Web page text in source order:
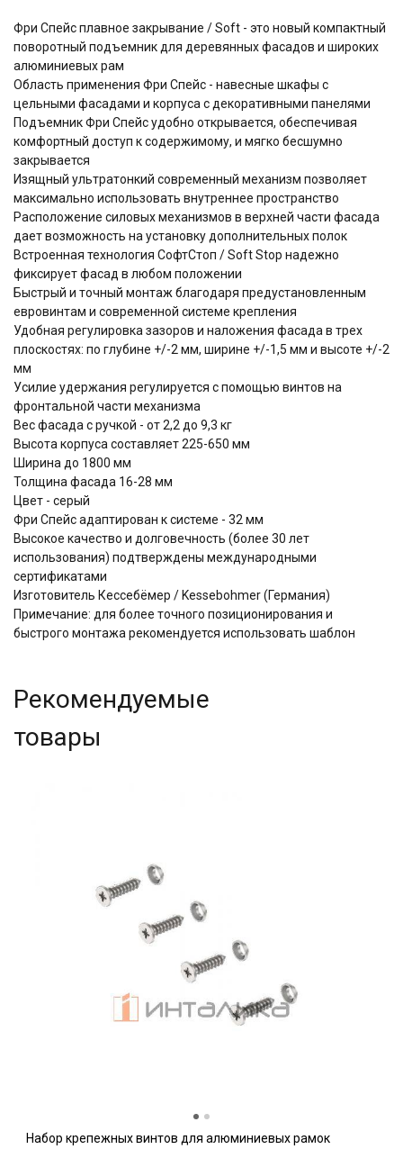
Фри Спейс плавное закрывание / Soft - это новый компактный
поворотный подъемник для деревянных фасадов и широких
алюминиевых рам
Область применения Фри Спейс - навесные шкафы с
цельными фасадами и корпуса с декоративными панелями
Подъемник Фри Спейс удобно открывается, обеспечивая
комфортный доступ к содержимому, и мягко бесшумно
закрывается
Изящный ультратонкий cовременный механизм позволяет
максимально использовать внутреннее пространство
Расположение силовых механизмов в верхней части фасада
дает возможность на установку дополнительных полок
Встроенная технология СофтСтоп / Soft Stop надежно
фиксирует фасад в любом положении
Быстрый и точный монтаж благодаря предустановленным
евровинтам и современной системе крепления
Удобная регулировка зазоров и наложения фасада в трех
плоскостях: по глубине +/-2 мм, ширине +/-1,5 мм и высоте +/-2
мм
Усилие удержания регулируется с помощью винтов на
фронтальной части механизма
Вес фасада с ручкой - от 2,2 до 9,3 кг
Высота корпуса составляет 225-650 мм
Ширина до 1800 мм
Толщина фасада 16-28 мм
Цвет - серый
Фри Спейс адаптирован к системе - 32 мм
Высокое качество и долговечность (более 30 лет
использования) подтверждены международными
сертификатами
Изготовитель Кессебёмер / Kessebohmer (Германия)
Примечание: для более точного позиционирования и
быстрого монтажа рекомендуется использовать шаблон
Рекомендуемые
товары
Набор крепежных винтов для алюминиевых рамок